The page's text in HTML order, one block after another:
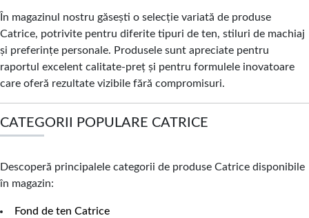
În magazinul nostru găsești o selecție variată de produse
Catrice, potrivite pentru diferite tipuri de ten, stiluri de machiaj
și preferințe personale. Produsele sunt apreciate pentru
raportul excelent calitate-preț și pentru formulele inovatoare
care oferă rezultate vizibile fără compromisuri.
CATEGORII POPULARE CATRICE
Descoperă principalele categorii de produse Catrice disponibile
în magazin:
Fond de ten Catrice